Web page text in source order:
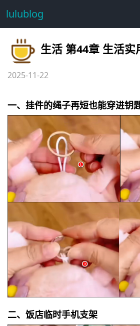
lulublog
生活 第44章 生活实
2025-11-22
一、挂件的绳子再短也能穿进钥
二、饭店临时手机支架